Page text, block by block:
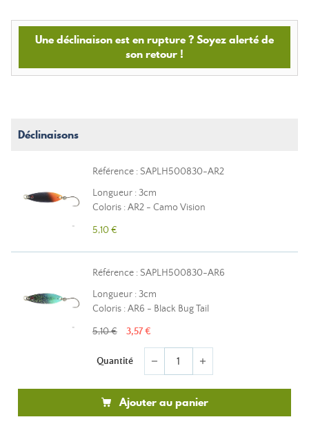
Une déclinaison est en rupture ? Soyez alerté de
son retour !
Déclinaisons
Référence : SAPLH500830-AR2
Longueur : 3cm
Coloris : AR2 - Camo Vision
5,10 €
Référence : SAPLH500830-AR6
Longueur : 3cm
Coloris : AR6 - Black Bug Tail
5,10 € 3,57 €
Quantité remove add
Ajouter au panier